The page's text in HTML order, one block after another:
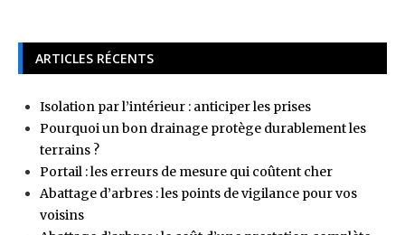
ARTICLES RÉCENTS
Isolation par l’intérieur : anticiper les prises
Pourquoi un bon drainage protège durablement les
terrains ?
Portail : les erreurs de mesure qui coûtent cher
Abattage d’arbres : les points de vigilance pour vos
voisins